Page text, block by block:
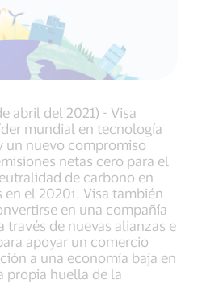
abril del 2021) - Visa
mundial en tecnología
un nuevo compromiso
netas cero para el
de carbono en
en el 20201. Visa también
en una compañía
través de nuevas alianzas e
apoyar un comercio
a una economía baja en
propia huella de la